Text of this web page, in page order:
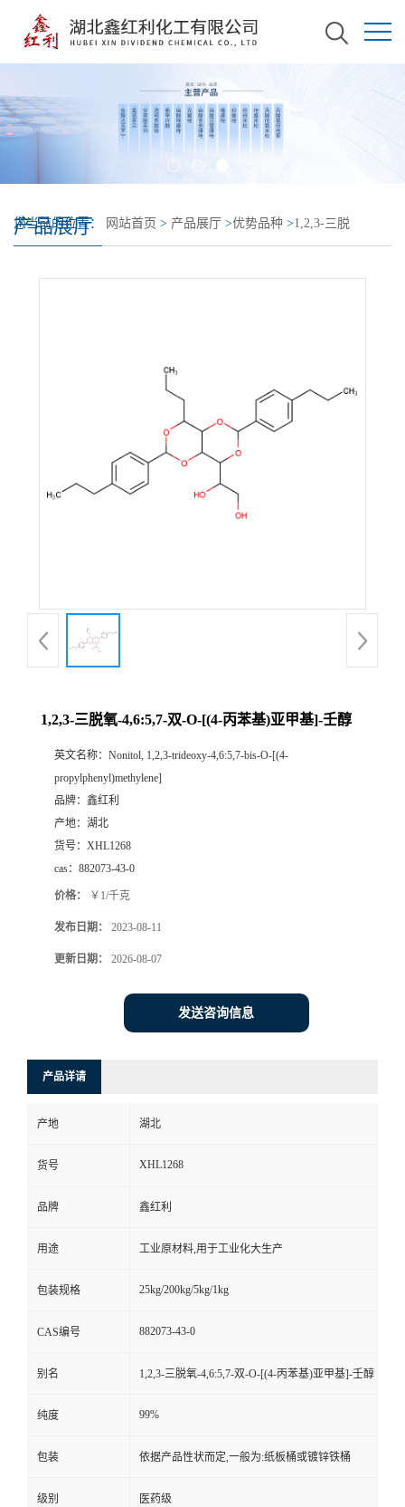
产品展厅
您当前的位置： 网站首页 > 产品展厅 >优势品种 >1,2,3-三脱
1,2,3-三脱氧-4,6:5,7-双-O-[(4-丙苯基)亚甲基]-壬醇
英文名称： Nonitol, 1,2,3-trideoxy-4,6:5,7-bis-O-[(4-
propylphenyl)methylene]
品牌： 鑫红利
产地： 湖北
货号： XHL1268
cas： 882073-43-0
价格： ￥1/千克
发布日期： 2023-08-11
更新日期： 2026-08-07
发送咨询信息
产品详请
产地 湖北
货号 XHL1268
品牌 鑫红利
用途 工业原材料,用于工业化大生产
包装规格 25kg/200kg/5kg/1kg
CAS编号 882073-43-0
别名 1,2,3-三脱氧-4,6:5,7-双-O-[(4-丙苯基)亚甲基]-壬醇
纯度 99%
包装 依据产品性状而定,一般为:纸板桶或镀锌铁桶
级别 医药级